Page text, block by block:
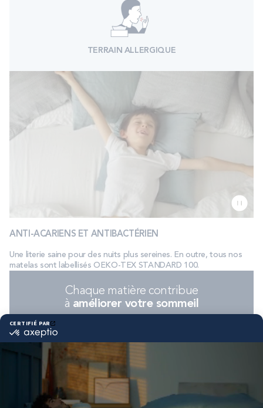
TERRAIN ALLERGIQUE
ANTI-ACARIENS ET ANTIBACTÉRIEN
Une literie saine pour des nuits plus sereines. En outre, tous nos
matelas sont labellisés OEKO-TEX STANDARD 100.
Chaque matière contribue
à améliorer votre sommeil